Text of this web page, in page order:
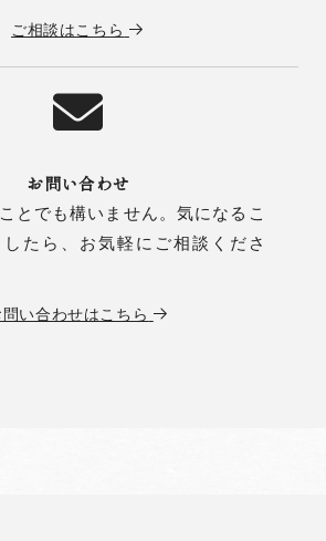
ご相談はこちら
お問い合わせ
とでも構いません。気になるこ
たら、お気軽にご相談くださ
問い合わせはこちら